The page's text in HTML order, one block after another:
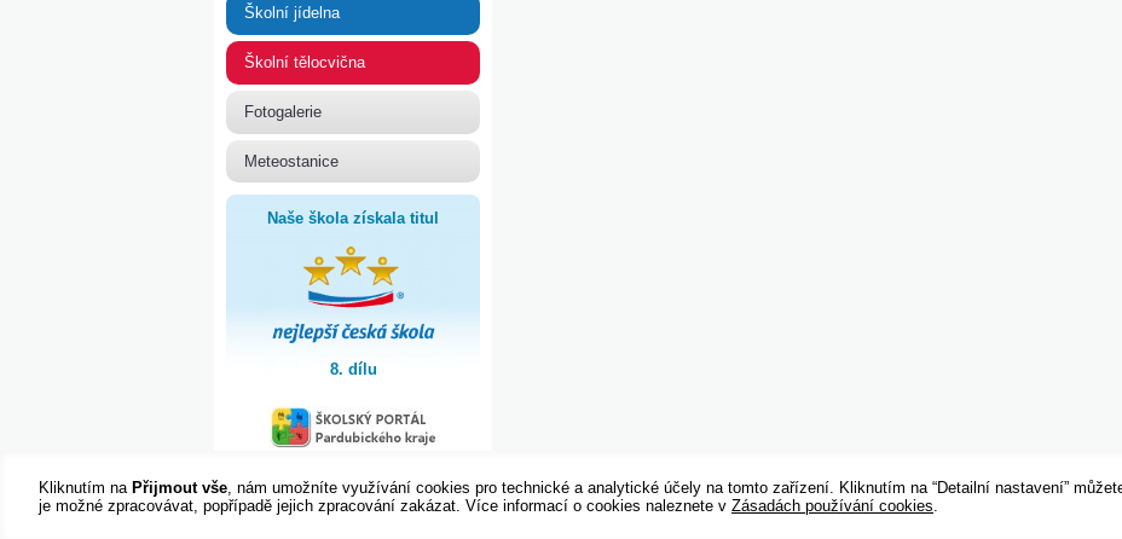
Školní jídelna
Školní tělocvična
Fotogalerie
Meteostanice
Naše škola získala titul
8. dílu
Kliknutím na Přijmout vše , nám umožníte využívání cookies pro technické a analytické účely na tomto zařízení. Kliknutím na “Detailní nastavení”
je možné zpracovávat, popřípadě jejich zpracování zakázat. Více informací o cookies naleznete v Zásadách používání cookies